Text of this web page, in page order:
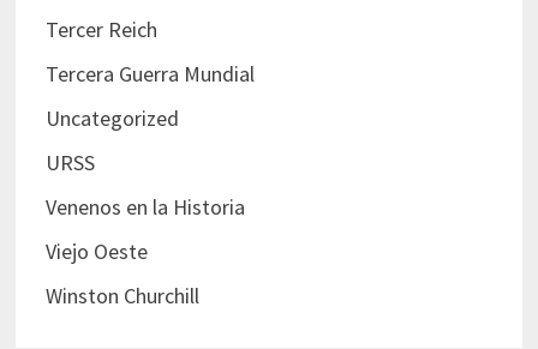
Tercer Reich
Tercera Guerra Mundial
Uncategorized
URSS
Venenos en la Historia
Viejo Oeste
Winston Churchill